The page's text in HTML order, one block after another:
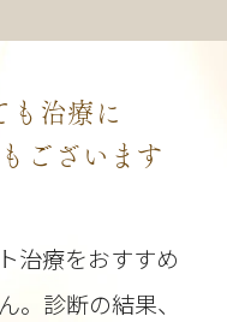
も治療に
ございます
治療をおすすめ
。診断の結果、